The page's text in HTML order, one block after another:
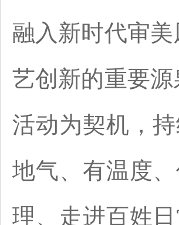
融入新时代审
艺创新的重要
活动为契机，
地气、有温度
理、走进百姓